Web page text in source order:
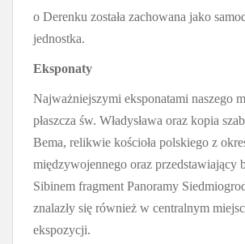
o Derenku została zachowana jako
jednostka.
Eksponaty
Najważniejszymi eksponatami naszego
płaszcza św. Władysława oraz kopia
Bema, relikwie kościoła polskiego z
międzywojennego oraz przedstawiający
Sibinem fragment Panoramy
znalazły się również w centralnym
ekspozycji.